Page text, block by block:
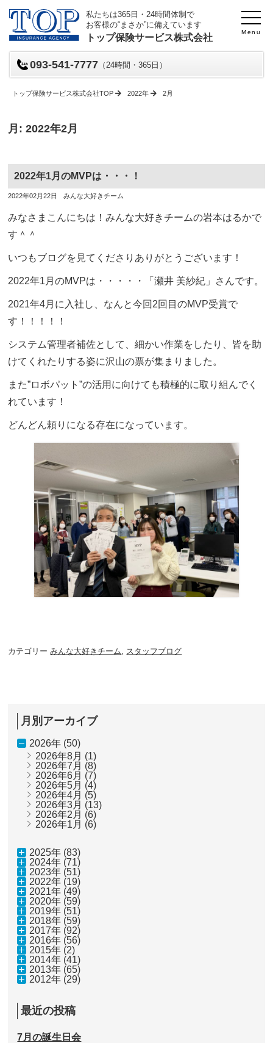
Menu
私たちは365日・24時間体制で
お客様の“まさか”に備えています
トップ保険サービス株式会社
093-541-7777 （24時間・365日）
トップ保険サービス株式会社TOP 2022年 2月
月:2022年2月
2022年1月のMVPは・・・！
投
2022年02月22日
投
みんな大好きチーム
みなさまこんにちは！みんな大好きチームの岩本はるかで
す＾＾
いつもブログを見てくださりありがとうございます！
2022年1月のMVPは・・・・・「瀬井 美紗紀」さんです。
2021年4月に入社し、なんと今回2回目のMVP受賞で
す！！！！！
システム管理者補佐として、細かい作業をしたり、皆を助
けてくれたりする姿に沢山の票が集まりました。
また”ロボパット”の活用に向けても積極的に取り組んでく
れています！
どんどん頼りになる存在になっています。
カテゴリーみんな大好きチーム スタッフブログ
月別アーカイブ
2026年 (50)
2026年8月 (1)
2026年7月 (8)
2026年6月 (7)
2026年5月 (4)
2026年4月 (5)
2026年3月 (13)
2026年2月 (6)
2026年1月 (6)
2025年 (83)
2024年 (71)
2023年 (51)
2022年 (19)
2021年 (49)
2020年 (59)
2019年 (51)
2018年 (59)
2017年 (92)
2016年 (56)
2015年 (2)
2014年 (41)
2013年 (65)
2012年 (29)
最近の投稿
7月の誕生日会